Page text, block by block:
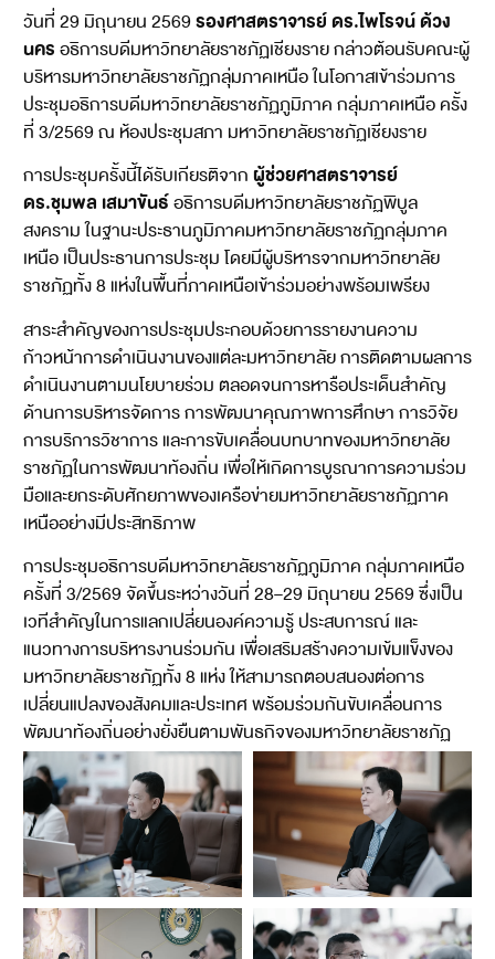
วันที่ 29 มิถุนายน 2569รองศาสตราจารย์ ดร.ไพโรจน์ ด้วง
นครอธิการบดีมหาวิทยาลัยราชภัฏเชียงราย กล่าวต้อนรับคณะผู้
บริหารมหาวิทยาลัยราชภัฏกลุ่มภาคเหนือ ในโอกาสเข้าร่วมการ
ประชุมอธิการบดีมหาวิทยาลัยราชภัฏภูมิภาค กลุ่มภาคเหนือ ครั้ง
ที่ 3/2569 ณ ห้องประชุมสภา มหาวิทยาลัยราชภัฏเชียงราย
การประชุมครั้งนี้ได้รับเกียรติจากผู้ช่วยศาสตราจารย์
ดร.ชุมพล เสมาขันธ์อธิการบดีมหาวิทยาลัยราชภัฏพิบูล
สงคราม ในฐานะประธานภูมิภาคมหาวิทยาลัยราชภัฏกลุ่มภาค
เหนือ เป็นประธานการประชุม โดยมีผู้บริหารจากมหาวิทยาลัย
ราชภัฏทั้ง 8 แห่งในพื้นที่ภาคเหนือเข้าร่วมอย่างพร้อมเพรียง
สาระสำคัญของการประชุมประกอบด้วยการรายงานความ
ก้าวหน้าการดำเนินงานของแต่ละมหาวิทยาลัย การติดตามผลการ
ดำเนินงานตามนโยบายร่วม ตลอดจนการหารือประเด็นสำคัญ
ด้านการบริหารจัดการ การพัฒนาคุณภาพการศึกษา การวิจัย
การบริการวิชาการ และการขับเคลื่อนบทบาทของมหาวิทยาลัย
ราชภัฏในการพัฒนาท้องถิ่น เพื่อให้เกิดการบูรณาการความร่วม
มือและยกระดับศักยภาพของเครือข่ายมหาวิทยาลัยราชภัฏภาค
เหนืออย่างมีประสิทธิภาพ
การประชุมอธิการบดีมหาวิทยาลัยราชภัฏภูมิภาค กลุ่มภาคเหนือ
ครั้งที่ 3/2569 จัดขึ้นระหว่างวันที่ 28–29 มิถุนายน 2569 ซึ่งเป็น
เวทีสำคัญในการแลกเปลี่ยนองค์ความรู้ ประสบการณ์ และ
แนวทางการบริหารงานร่วมกัน เพื่อเสริมสร้างความเข้มแข็งของ
มหาวิทยาลัยราชภัฏทั้ง 8 แห่ง ให้สามารถตอบสนองต่อการ
เปลี่ยนแปลงของสังคมและประเทศ พร้อมร่วมกันขับเคลื่อนการ
พัฒนาท้องถิ่นอย่างยั่งยืนตามพันธกิจของมหาวิทยาลัยราชภัฏ